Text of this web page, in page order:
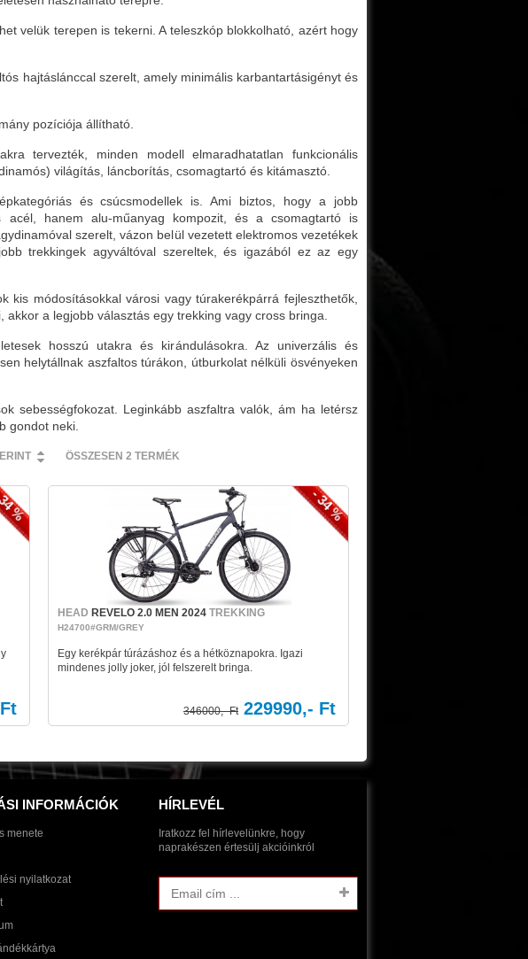
velük terepen is tekerni. A teleszkóp blokkolható, azért hogy
hajtáslánccal szerelt, amely minimális karbantartásigényt és
pozíciója állítható.
tervezték, minden modell elmaradhatatlan funkcionális
világítás, láncborítás, csomagtartó és kitámasztó.
és csúcsmodellek is. Ami biztos, hogy a jobb
hanem alu-műanyag kompozit, és a csomagtartó is
szerelt, vázon belül vezetett elektromos vezetékek
trekkingek agyváltóval szereltek, és igazából ez az egy
kis módosításokkal városi vagy túrakerékpárrá fejleszthetők,
a legjobb választás egy trekking vagy cross bringa.
hosszú utakra és kirándulásokra. Az univerzális és
helytállnak aszfaltos túrákon, útburkolat nélküli ösvényeken
sebességfokozat. Leginkább aszfaltra valók, ám ha letérsz
gondot neki.
ÖSSZESEN 2 TERMÉK
% - 34 %
HEAD REVELO 2.0 MEN 2024 TREKKING
H24700#GRM/GREY
Egy kerékpár túrázáshoz és a hétköznapokra. Igazi
mindenes jolly joker, jól felszerelt bringa.
346000,- Ft 229990,- Ft
INFORMÁCIÓK
menete
nyilatkozat
HÍRLEVÉL
Iratkozz fel hírlevelünkre, hogy
naprakészen értesülj akcióinkról